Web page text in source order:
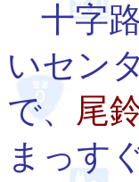
十字
いセン
で、 尾
まっす